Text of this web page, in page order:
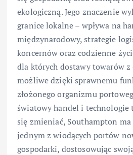
ekologiczną. Jego znaczenie
granice lokalne – wpływa na
międzynarodowy, strategie
koncernów oraz codzienne
dla których dostawy towarów z
możliwe dzięki sprawnemu
złożonego organizmu
światowy handel i technologie
się zmieniać, Southampton ma
jednym z wiodących portów
gospodarki, dostosowując